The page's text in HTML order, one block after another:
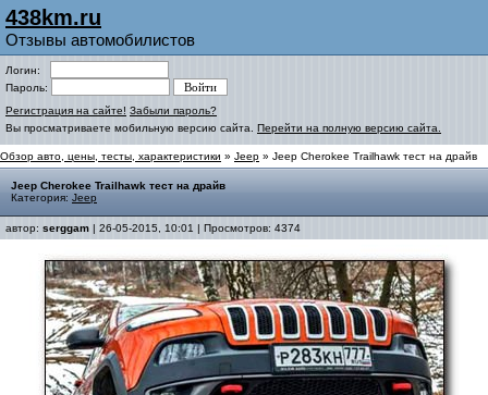
438km.ru
Отзывы автомобилистов
Логин:
Пароль:
Регистрация на сайте! Забыли пароль?
Вы просматриваете мобильную версию сайта. Перейти на полную версию сайта.
Обзор авто, цены, тесты, характеристики » Jeep » Jeep Cherokee Trailhawk тест на драйв
Jeep Cherokee Trailhawk тест на драйв
Категория: Jeep
автор: serggam | 26-05-2015, 10:01 | Просмотров: 4374